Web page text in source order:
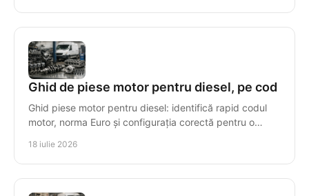
Ghid de piese motor pentru diesel, pe cod
Ghid piese motor pentru diesel: identifică rapid codul
motor, norma Euro și configurația corectă pentru o
18 iulie 2026